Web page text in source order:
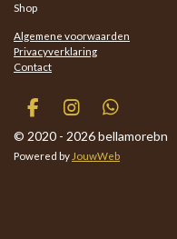
Shop
Algemene voorwaarden
Privacyverklaring
Contact
F
a
I
n
s
t
W
h
a
t
© 2020 - 2026 bellamorebn
Powered by JouwWeb